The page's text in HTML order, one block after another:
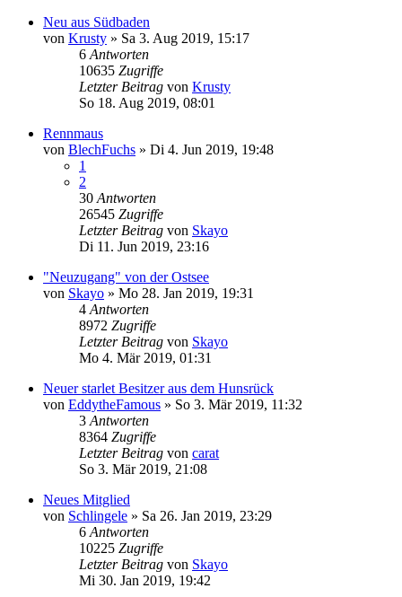
Neu aus Südbaden
von Krusty » Sa 3. Aug 2019, 15:17
6 Antworten
10635 Zugriffe
Letzter Beitrag von Krusty
So 18. Aug 2019, 08:01
Rennmaus
von BlechFuchs » Di 4. Jun 2019, 19:48
1
2
30 Antworten
26545 Zugriffe
Letzter Beitrag von Skayo
Di 11. Jun 2019, 23:16
"Neuzugang" von der Ostsee
von Skayo » Mo 28. Jan 2019, 19:31
4 Antworten
8972 Zugriffe
Letzter Beitrag von Skayo
Mo 4. Mär 2019, 01:31
Neuer starlet Besitzer aus dem Hunsrück
von EddytheFamous » So 3. Mär 2019, 11:32
3 Antworten
8364 Zugriffe
Letzter Beitrag von carat
So 3. Mär 2019, 21:08
Neues Mitglied
von Schlingele » Sa 26. Jan 2019, 23:29
6 Antworten
10225 Zugriffe
Letzter Beitrag von Skayo
Mi 30. Jan 2019, 19:42